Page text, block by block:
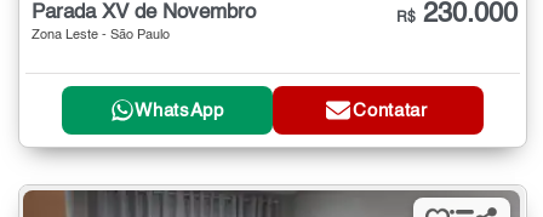
Parada XV de Novembro
Zona Leste - São Paulo
R$ 230.000
WhatsApp Contatar